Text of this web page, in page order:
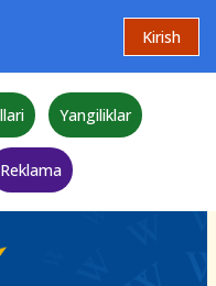
Kirish
Yangiliklar
Reklama